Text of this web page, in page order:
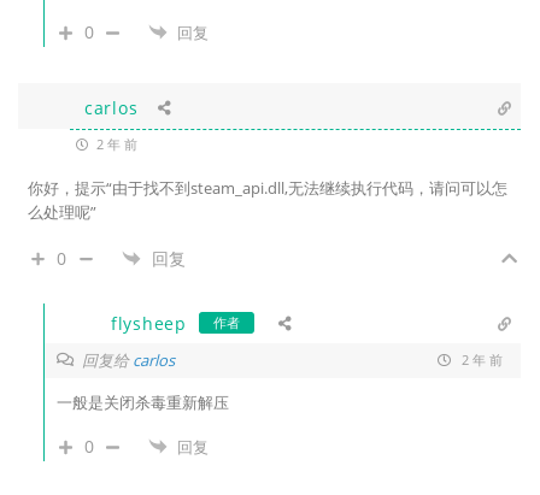
0 回复
carlos
2 年 前
你好，提示“由于找不到steam_api.dll,无法继续执行代码，请问可以怎
么处理呢”
0 回复
flysheep 作者
回复给carlos 2 年 前
一般是关闭杀毒重新解压
0 回复